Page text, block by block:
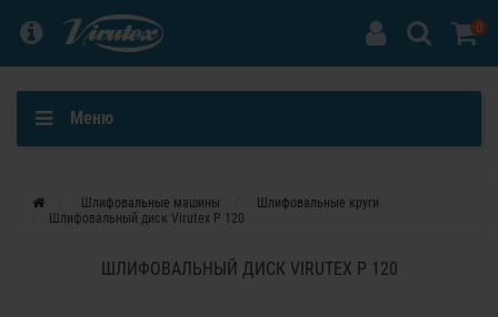
0
Меню
Шлифовальные машины
Шлифовальные круги
Шлифовальный диск Virutex P 120
ШЛИФОВАЛЬНЫЙ ДИСК VIRUTEX P 120